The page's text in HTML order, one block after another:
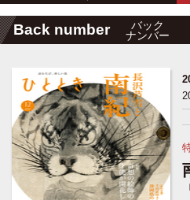
Back number
バック
ナンバー